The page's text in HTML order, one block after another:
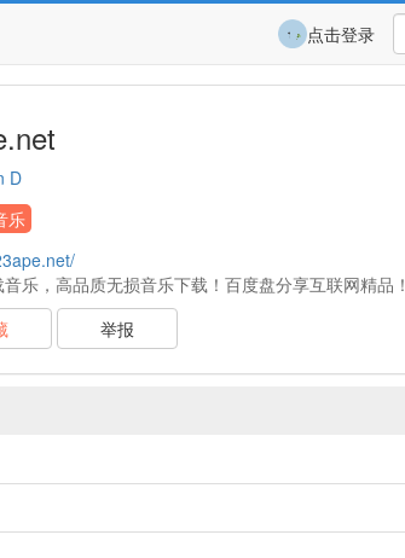
点击登录
D
乐
乐，高品质无损音乐下载！百度盘分享互联网精品！
举报